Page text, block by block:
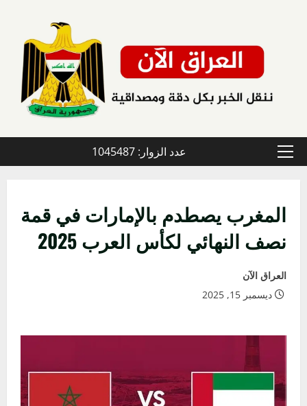
القائمة
عدد الزوار: 1045487
المغرب يصطدم بالإمارات في قمة
نصف النهائي لكأس العرب 2025
العراق الآن
ديسمبر 15, 2025